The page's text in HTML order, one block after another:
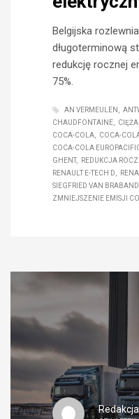
Belgijska
długoterminową
redukcję rocznej
75%.
AN VERMEULEN
CHAUDFONTAINE
COCA-COLA
COCA-
COCA-COLA
GHENT
REDUKCJA
RENAULT E-TECH D
SIEGFRIED VAN
ZMNIEJSZENIE EMISJI